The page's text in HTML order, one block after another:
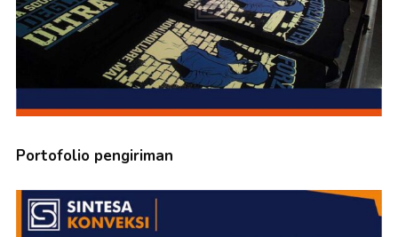
Portofolio pengiriman